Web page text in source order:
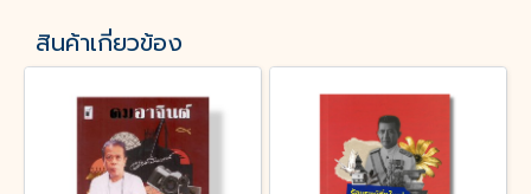
สินค้าเกี่ยวข้อง